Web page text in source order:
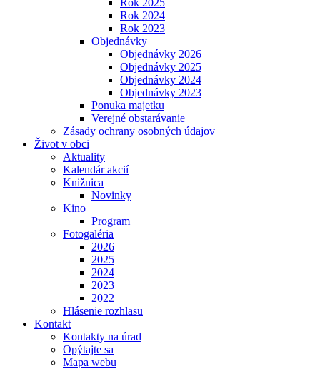
Rok 2025
Rok 2024
Rok 2023
Objednávky
Objednávky 2026
Objednávky 2025
Objednávky 2024
Objednávky 2023
Ponuka majetku
Verejné obstarávanie
Zásady ochrany osobných údajov
Život v obci
Aktuality
Kalendár akcií
Knižnica
Novinky
Kino
Program
Fotogaléria
2026
2025
2024
2023
2022
Hlásenie rozhlasu
Kontakt
Kontakty na úrad
Opýtajte sa
Mapa webu